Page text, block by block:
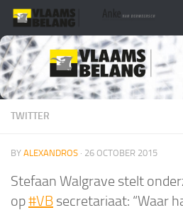
Skip to content
TWITTER
BY ALEXANDROS · 26 OCTOBER 2015
Stefaan Walgrave stelt
op#VB secretariaat: “Waar